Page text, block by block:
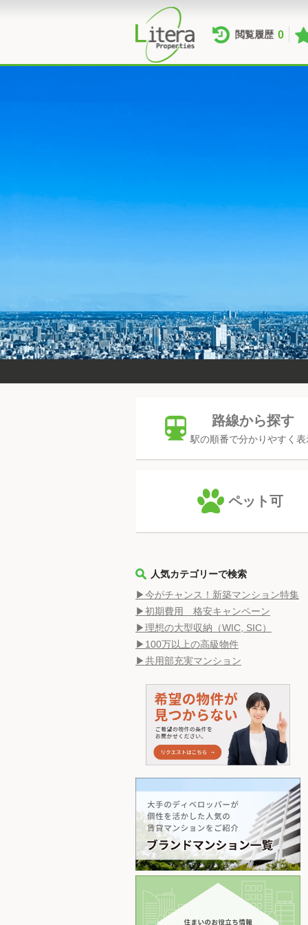
閲覧履歴 0
路線から探す
駅の順番で分かりやすく表
ペット可
人気カテゴリーで検索
▶今がチャンス！新築マンション特集
▶初期費用 格安キャンペーン
▶理想の大型収納（WIC, SIC）
▶100万以上の高級物件
▶共用部充実マンション